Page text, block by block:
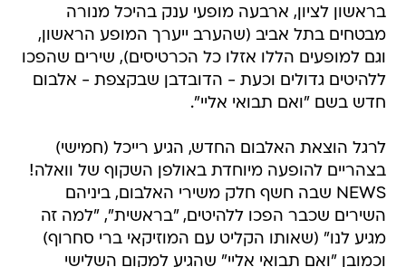
בראשון לציון, ארבעה מופעי ענק בהיכל מנורה
מבטחים בתל אביב (שהערב ייערך המופע הראשון,
וגם למופעים הללו אזלו כל הכרטיסים), שירים שהפכו
ללהיטים גדולים וכעת - הדובדבן שבקצפת - אלבום
חדש בשם "ואם תבואי אליי".
לרגל הוצאת האלבום החדש, הגיע רייכל (חמישי)
בצהריים להופעה מיוחדת באולפן השקוף של וואלה!
NEWS שבה חשף חלק משירי האלבום, ביניהם
השירים שכבר הפכו ללהיטים, "בראשית", "למה זה
מגיע לנו" (שאותו הקליט עם המוזיקאי ברי סחרוף)
וכמובן "ואם תבואי אליי" שהגיע למקום השלישי